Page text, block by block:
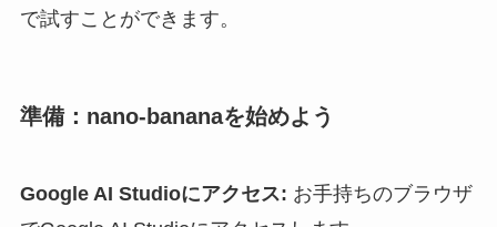
で試すことができます。
準備：nano-bananaを始めよう
Google AI Studioにアクセス: お手持ちのブラウザ